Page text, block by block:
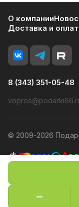
О компании
Доставка и
8 (343) 351-05-48
© 2009-2026
Политика